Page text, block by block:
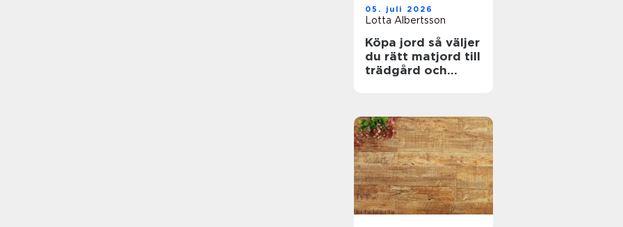
05. juli 2026
Lotta Albertsson
Köpa jord så väljer
du rätt matjord till
trädgård och